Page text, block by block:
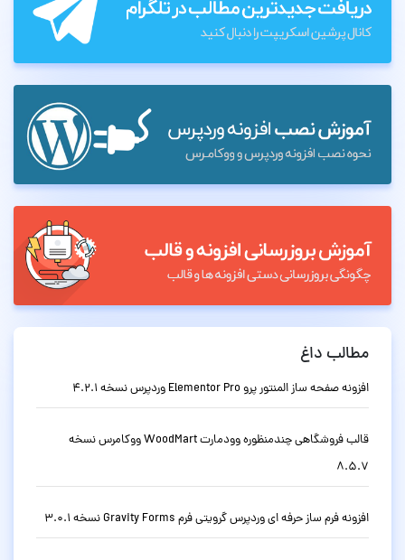
مطالب داغ
افزونه صفحه ساز المنتور پرو Elementor Pro وردپرس نسخه 4.2.1
قالب فروشگاهی چندمنظوره وودمارت WoodMart ووکامرس نسخه
8.5.7
افزونه فرم ساز حرفه ای وردپرس گرویتی فرم Gravity Forms نسخه 3.0.1